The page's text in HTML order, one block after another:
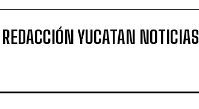
REDACCIÓN YUCATAN NOTICIAS